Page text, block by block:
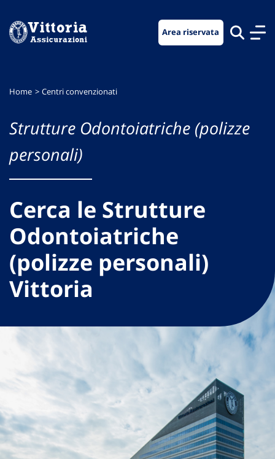
menu
contenuto
footer
Area riservata
Home Centri convenzionati
Strutture Odontoiatriche (polizze
personali)
Cerca le Strutture
Odontoiatriche
(polizze personali)
Vittoria